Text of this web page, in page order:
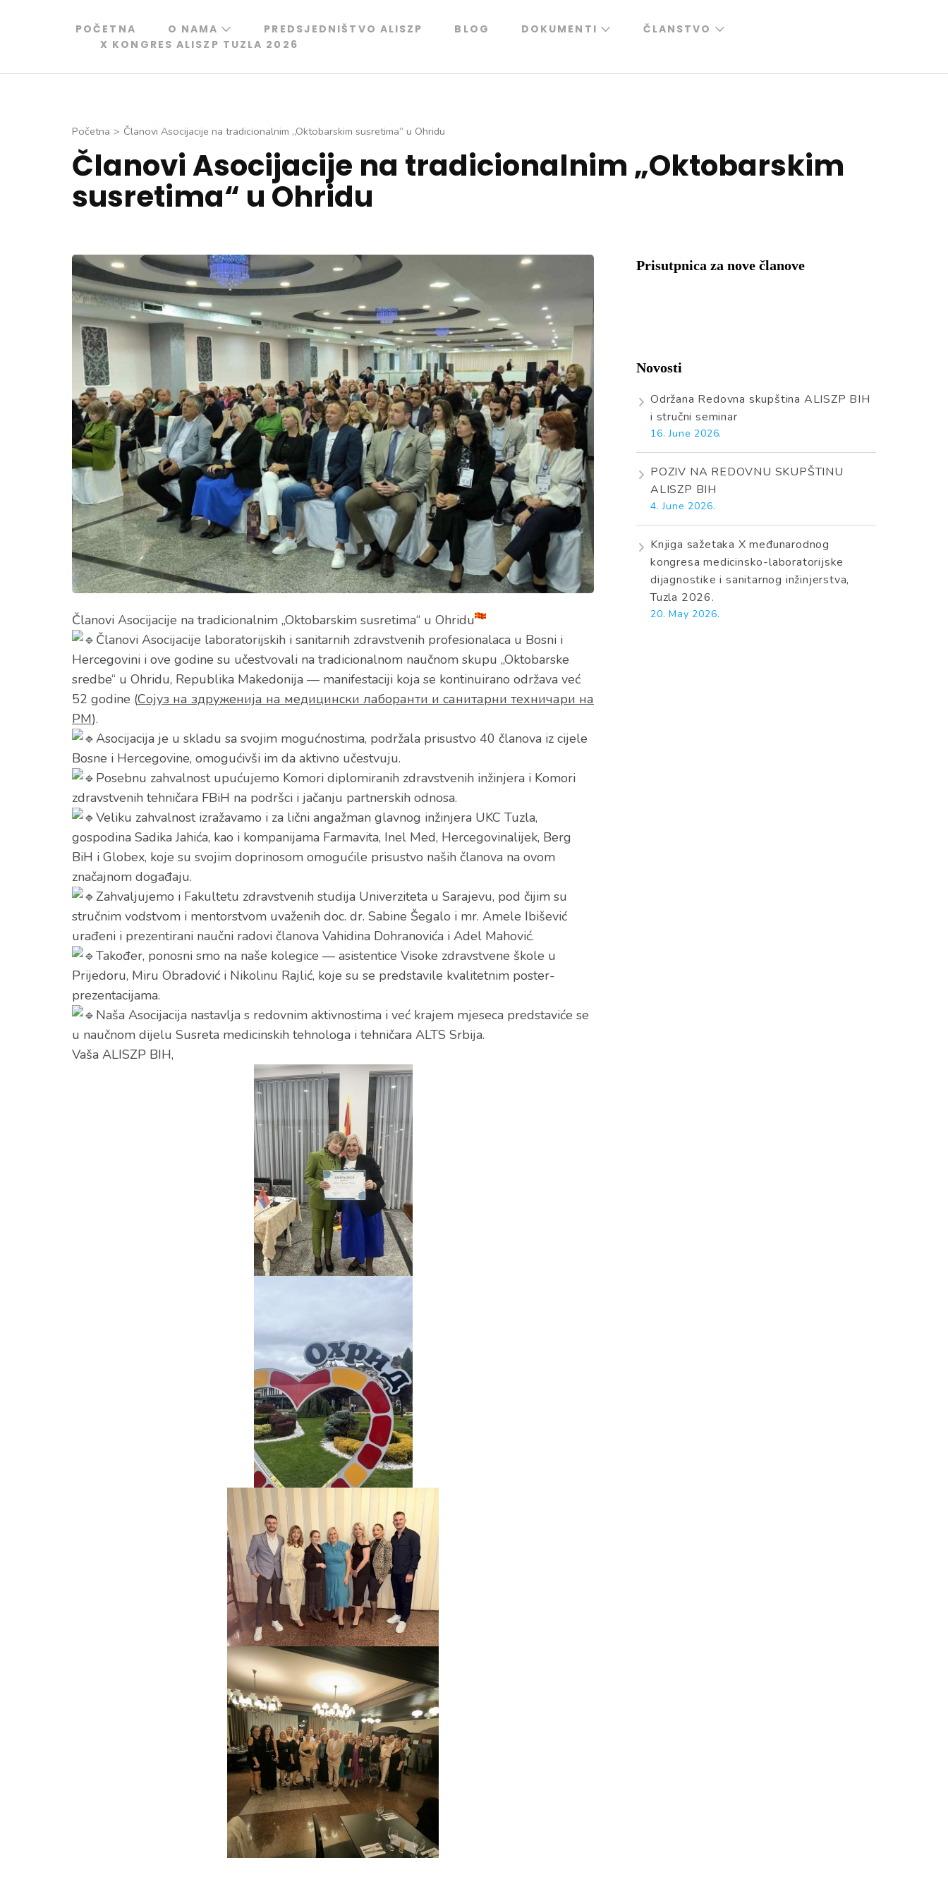
POČETNA O NAMA PREDSJEDNIŠTVO ALISZP BLOG DOKUMENTI
ČLANSTVO
X KONGRES ALISZP TUZLA 2026
Početna > Članovi Asocijacije na tradicionalnim „Oktobarskim susretima“ u Ohridu
Članovi Asocijacije na tradicionalnim „Oktobarskim
susretima“ u Ohridu
Članovi Asocijacije na tradicionalnim „Oktobarskim susretima“ u Ohridu
Članovi Asocijacije laboratorijskih i sanitarnih zdravstvenih profesionalaca u Bosni i
Hercegovini i ove godine su učestvovali na tradicionalnom naučnom skupu „Oktobarske
sredbe“ u Ohridu, Republika Makedonija — manifestaciji koja se kontinuirano održava već
52 godine (Сојуз на здруженија на медицински лаборанти и санитарни техничари на
РМ).
Asocijacija je u skladu sa svojim mogućnostima, podržala prisustvo 40 članova iz cijele
Bosne i Hercegovine, omogućivši im da aktivno učestvuju.
Posebnu zahvalnost upućujemo Komori diplomiranih zdravstvenih inžinjera i Komori
zdravstvenih tehničara FBiH na podršci i jačanju partnerskih odnosa.
Veliku zahvalnost izražavamo i za lični angažman glavnog inžinjera UKC Tuzla,
gospodina Sadika Jahića, kao i kompanijama Farmavita, Inel Med, Hercegovinalijek, Berg
BiH i Globex, koje su svojim doprinosom omogućile prisustvo naših članova na ovom
značajnom događaju.
Zahvaljujemo i Fakultetu zdravstvenih studija Univerziteta u Sarajevu, pod čijim su
stručnim vodstvom i mentorstvom uvaženih doc. dr. Sabine Šegalo i mr. Amele Ibišević
urađeni i prezentirani naučni radovi članova Vahidina Dohranovića i Adel Mahović.
Također, ponosni smo na naše kolegice — asistentice Visoke zdravstvene škole u
Prijedoru, Miru Obradović i Nikolinu Rajlić, koje su se predstavile kvalitetnim poster-
prezentacijama.
Naša Asocijacija nastavlja s redovnim aktivnostima i već krajem mjeseca predstaviće se
u naučnom dijelu Susreta medicinskih tehnologa i tehničara ALTS Srbija.
Vaša ALISZP BIH,
Prisutpnica za nove članove
Novosti
Održana Redovna skupština ALISZP BIH
i stručni seminar
16. June 2026.
POZIV NA REDOVNU SKUPŠTINU
ALISZP BIH
4. June 2026.
Knjiga sažetaka X međunarodnog
kongresa medicinsko-laboratorijske
dijagnostike i sanitarnog inžinjerstva,
Tuzla 2026.
20. May 2026.